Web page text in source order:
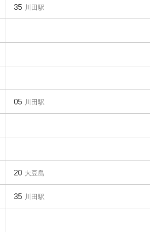
35 川田駅
05 川田駅
20 大豆島
35 川田駅